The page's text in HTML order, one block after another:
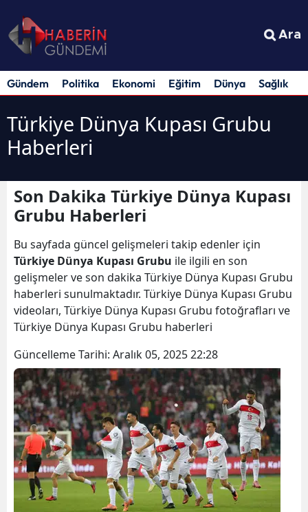
Ara
Gündem Politika Ekonomi Eğitim Dünya Sağlık
Türkiye Dünya Kupası Grubu
Haberleri
Son Dakika Türkiye Dünya Kupası
Grubu Haberleri
Bu sayfada güncel gelişmeleri takip edenler için
Türkiye Dünya Kupası Grubu ile ilgili en son
gelişmeler ve son dakika Türkiye Dünya Kupası Grubu
haberleri sunulmaktadır. Türkiye Dünya Kupası Grubu
videoları, Türkiye Dünya Kupası Grubu fotoğrafları ve
Türkiye Dünya Kupası Grubu haberleri
Güncelleme Tarihi: Aralık 05, 2025 22:28